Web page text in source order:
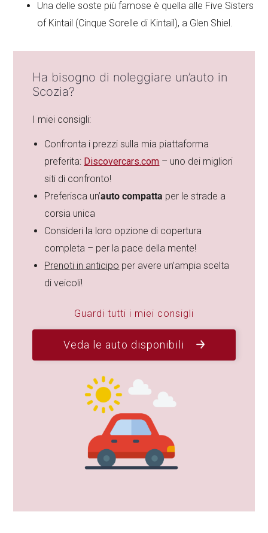
Una delle soste più famose è quella alle Five Sisters
of Kintail (Cinque Sorelle di Kintail), a Glen Shiel.
Ha bisogno di noleggiare un’auto in
Scozia?
I miei consigli:
Confronta i prezzi sulla mia piattaforma
preferita: Discovercars.com – uno dei migliori
siti di confronto!
Preferisca un’auto compatta per le strade a
corsia unica
Consideri la loro opzione di copertura
completa – per la pace della mente!
Prenoti in anticipo per avere un’ampia scelta
di veicoli!
Guardi tutti i miei consigli
Veda le auto disponibili